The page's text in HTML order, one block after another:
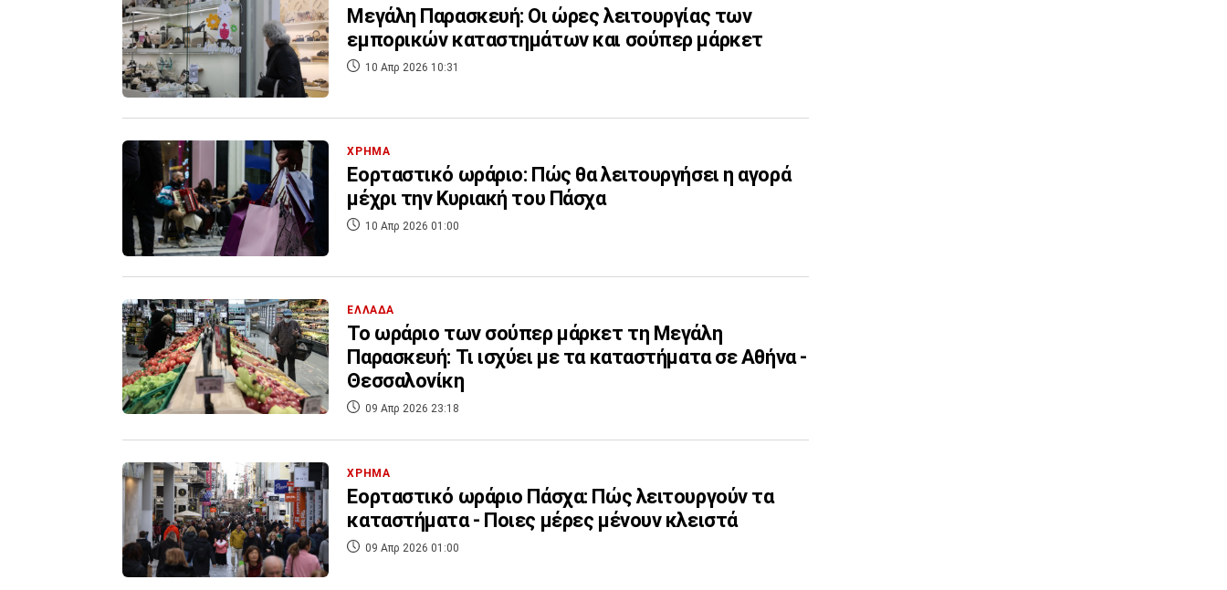
Μεγάλη Παρασκευή: Οι ώρες λειτουργίας των
εμπορικών καταστημάτων και σούπερ μάρκετ
10 Απρ 2026 10:31
ΧΡΗΜΑ
Εορταστικό ωράριο: Πώς θα λειτουργήσει η αγορά
μέχρι την Κυριακή του Πάσχα
10 Απρ 2026 01:00
ΕΛΛΑΔΑ
Το ωράριο των σούπερ μάρκετ τη Μεγάλη
Παρασκευή: Τι ισχύει με τα καταστήματα σε Αθήνα -
Θεσσαλονίκη
09 Απρ 2026 23:18
ΧΡΗΜΑ
Eορταστικό ωράριο Πάσχα: Πώς λειτουργούν τα
καταστήματα - Ποιες μέρες μένουν κλειστά
09 Απρ 2026 01:00